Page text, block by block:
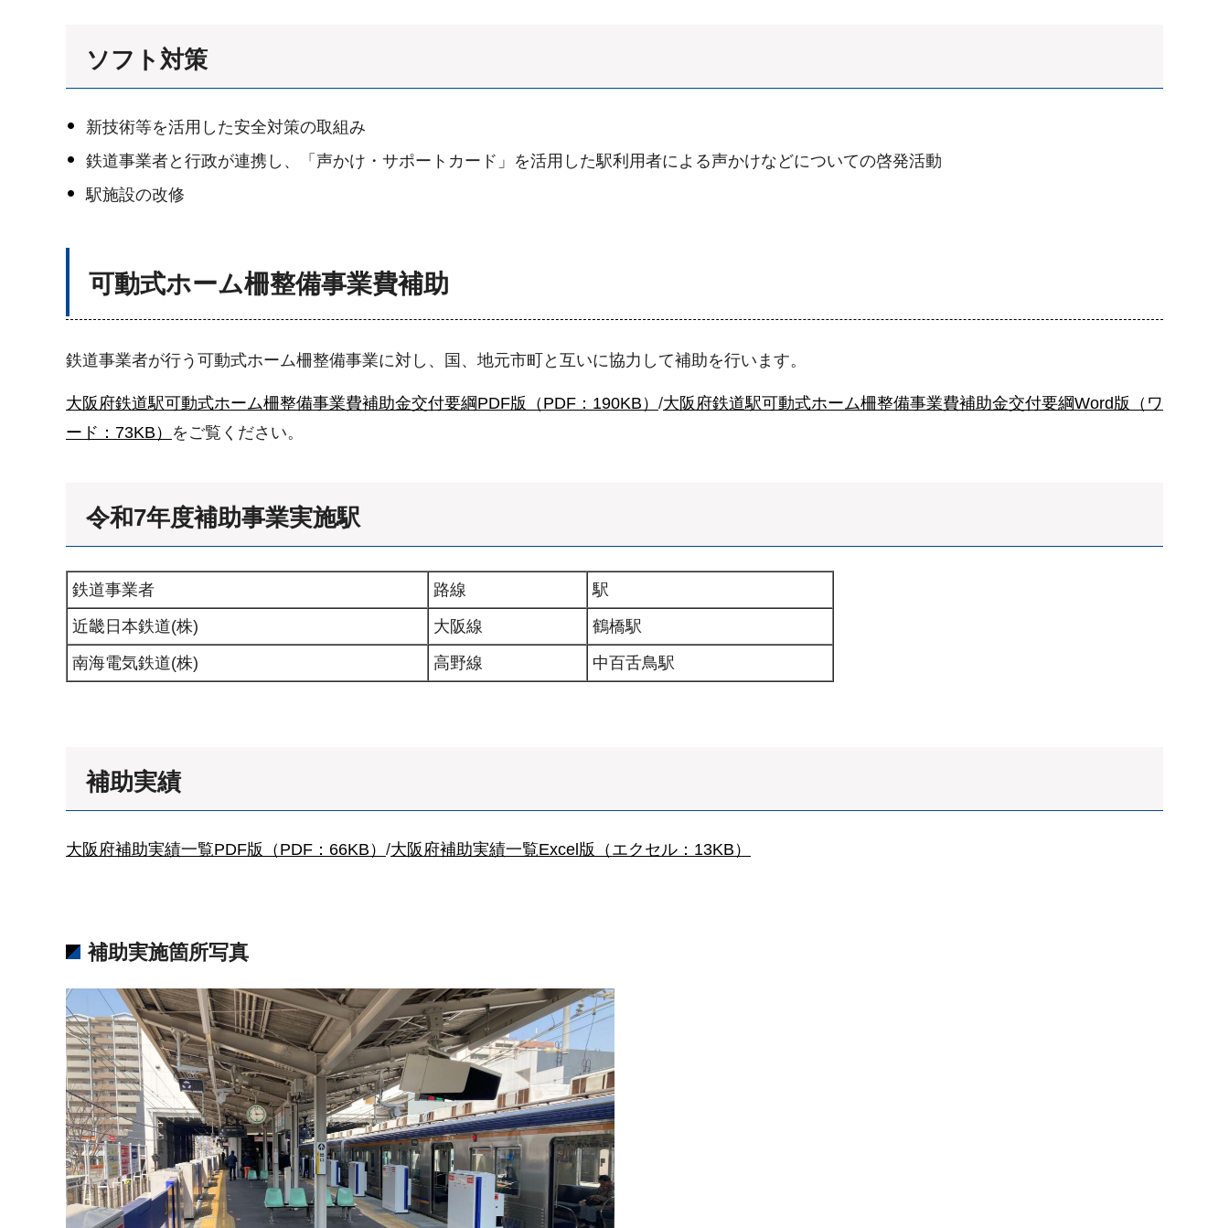
ソフト対策
新技術等を活用した安全対策の取組み
鉄道事業者と行政が連携し、「声かけ・サポートカード」を活用した駅利用者による声かけなどについての啓発活動
駅施設の改修
可動式ホーム柵整備事業費補助
鉄道事業者が行う可動式ホーム柵整備事業に対し、国、地元市町と互いに協力して補助を行います。
大阪府鉄道駅可動式ホーム柵整備事業費補助金交付要綱PDF版（PDF：190KB） /大阪府鉄道駅可動式ホーム柵整備事業費補助金交付要綱Word版（ワ
ード：73KB） をご覧ください。
令和7年度補助事業実施駅
鉄道事業者 路線
駅
近畿日本鉄道(株)
大阪線
鶴橋駅
南海電気鉄道(株)
高野線 中百舌鳥駅
補助実績
大阪府補助実績一覧PDF版（PDF：66KB） /大阪府補助実績一覧Excel版（エクセル：13KB）
補助実施箇所写真